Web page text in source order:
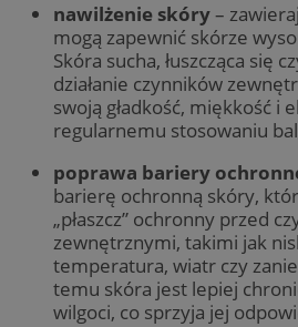
nawilżenie skóry–
mogą zapewnić skórze
Skóra sucha, łuszcząca się
działanie czynników
swoją gładkość, miękkość i
regularnemu stosowaniu
poprawa bariery
barierę ochronną skóry,
„płaszcz” ochronny przed
zewnętrznymi, takimi jak
temperatura, wiatr czy
temu skóra jest lepiej
wilgoci, co sprzyja jej